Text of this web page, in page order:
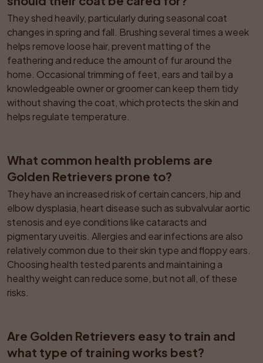
They shed heavily, particularly during seasonal coat
changes in spring and fall. Brushing several times a week
helps remove loose hair, prevent matting of the
feathering and reduce the amount of fur around the
home. Occasional trimming of feet, ears and tail by a
knowledgeable owner or groomer can keep them tidy
without shaving the coat, which protects the skin and
helps regulate temperature.
What common health problems are
Golden Retrievers prone to?
They have an increased risk of certain cancers, hip and
elbow dysplasia, heart disease such as subvalvular aortic
stenosis and eye conditions like cataracts and
pigmentary uveitis. Allergies and ear infections are also
relatively common due to their skin type and floppy ears.
Choosing health tested parents and maintaining a
healthy weight can reduce some, but not all, of these
risks.
Are Golden Retrievers easy to train and
what type of training works best?